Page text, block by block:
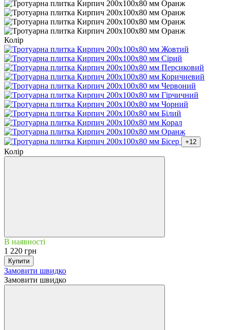
Колір
+12
Колір
В наявності
1 220 грн
Купити
Замовити швидко
Замовити швидко